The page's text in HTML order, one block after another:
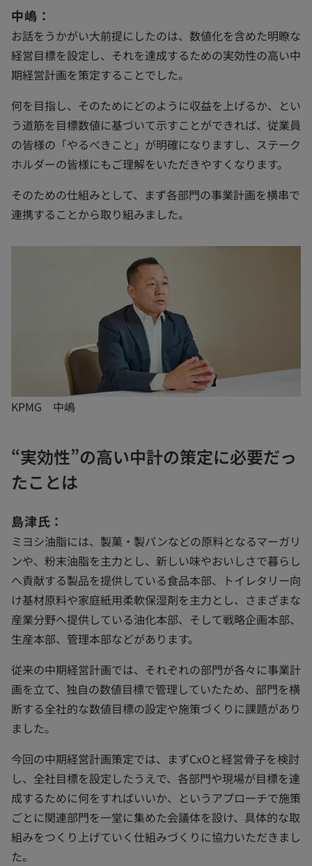
中嶋：
お話をうかがい大前提にしたのは、数値化を含めた明瞭な
経営目標を設定し、それを達成するための実効性の高い中
期経営計画を策定することでした。
何を目指し、そのためにどのように収益を上げるか、とい
う道筋を目標数値に基づいて示すことができれば、従業員
の皆様の「やるべきこと」が明確になりますし、ステーク
ホルダーの皆様にもご理解をいただきやすくなります。
そのための仕組みとして、まず各部門の事業計画を横串で
連携することから取り組みました。
KPMG 中嶋
“実効性”の高い中計の策定に必要だっ
たことは
島津氏：
ミヨシ油脂には、製菓・製パンなどの原料となるマーガリ
ンや、粉末油脂を主力とし、新しい味やおいしさで暮らし
へ貢献する製品を提供している食品本部、トイレタリー向
け基材原料や家庭紙用柔軟保湿剤を主力とし、さまざまな
産業分野へ提供している油化本部、そして戦略企画本部、
生産本部、管理本部などがあります。
従来の中期経営計画では、それぞれの部門が各々に事業計
画を立て、独自の数値目標で管理していたため、部門を横
断する全社的な数値目標の設定や施策づくりに課題があり
ました。
今回の中期経営計画策定では、まずCxOと経営骨子を検討
し、全社目標を設定したうえで、各部門や現場が目標を達
成するために何をすればいいか、というアプローチで施策
ごとに関連部門を一堂に集めた会議体を設け、具体的な取
組みをつくり上げていく仕組みづくりに協力いただきまし
た。